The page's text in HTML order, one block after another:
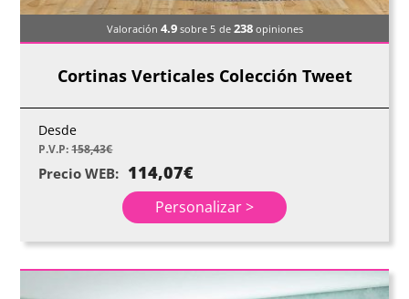
Valoración 4.9sobre 5 de 238opiniones
Cortinas Verticales Colección Tweet
Desde
P.V.P:158,43€
Precio WEB: 114,07€
Personalizar >